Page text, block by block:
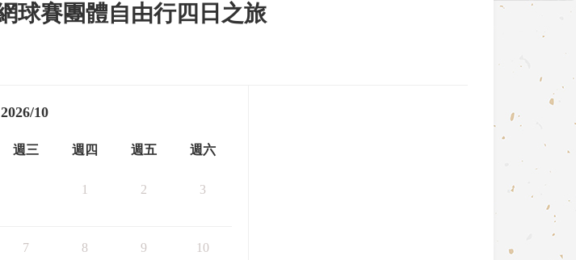
球賽團體自由行四日之旅
2026/10
週三 週四 週五 週六
1 2 3
7 8 9 10